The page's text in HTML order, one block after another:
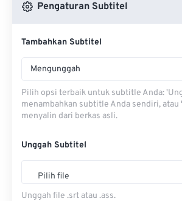
Pengaturan Subtitel
Tambahkan Subtitel
Mengunggah
Pilih opsi terbaik untuk subtitle Anda:
menambahkan subtitle Anda sendiri, atau
menyalin dari berkas asli.
Unggah Subtitel
Pilih file
Unggah file .srt atau .ass.